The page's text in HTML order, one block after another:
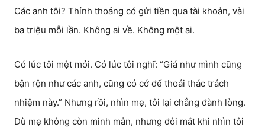
Các anh tôi? Thỉnh thoảng có gửi tiền qua tài khoản, vài
ba triệu mỗi lần. Không ai về. Không một ai.
Có lúc tôi mệt mỏi. Có lúc tôi nghĩ: “Giá như mình cũng
bận rộn như các anh, cũng có cớ để thoái thác trách
nhiệm này.” Nhưng rồi, nhìn mẹ, tôi lại chẳng đành lòng.
Dù mẹ không còn minh mẫn, nhưng đôi mắt khi nhìn tôi